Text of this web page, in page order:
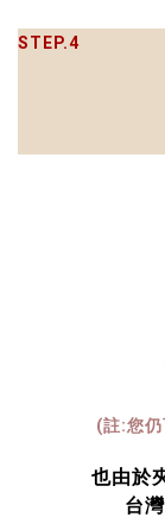
STEP.4
(註:您
也由於
台